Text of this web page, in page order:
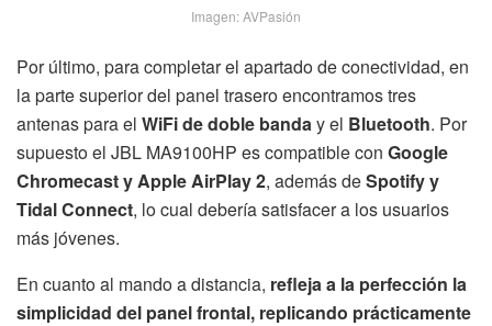
Imagen: AVPasión
Por último, para completar el apartado de conectividad, en
la parte superior del panel trasero encontramos tres
antenas para el WiFi de doble banday el Bluetooth. Por
supuesto el JBL MA9100HP es compatible con Google
Chromecast y Apple AirPlay 2, además deSpotify y
Tidal Connect, lo cual debería satisfacer a los usuarios
más jóvenes.
En cuanto al mando a distancia, refleja a la perfección la
simplicidad del panel frontal, replicando prácticamente